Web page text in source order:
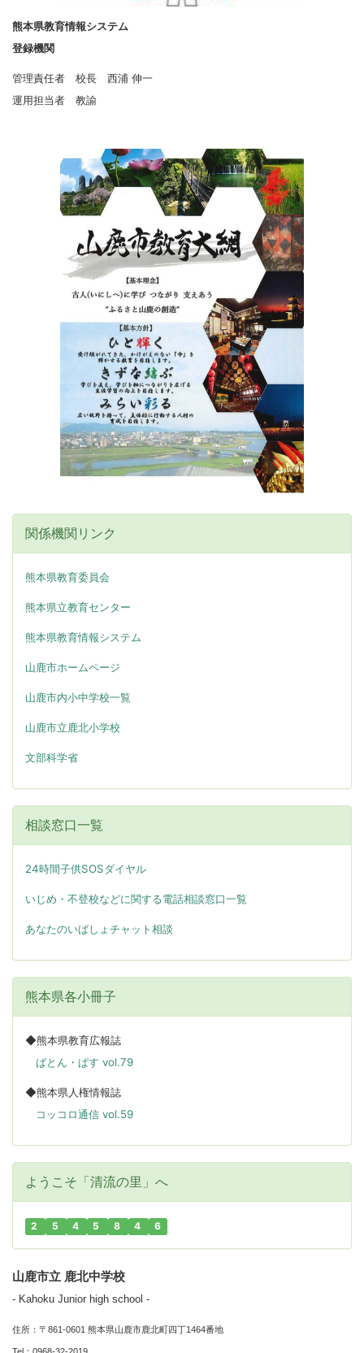
熊本県教育情報システム
登録機関
管理責任者 校長 西浦 伸一
運用担当者 教諭
関係機関リンク
熊本県教育委員会
熊本県立教育センター
熊本県教育情報システム
山鹿市ホームページ
山鹿市内小中学校一覧
山鹿市立鹿北小学校
文部科学省
相談窓口一覧
24時間子供SOSダイヤル
いじめ・不登校などに関する電話相談窓口一覧
あなたのいばしょチャット相談
熊本県各小冊子
◆熊本県教育広報誌
ばとん・ぱす vol.79
◆熊本県人権情報誌
コッコロ通信 vol.59
ようこそ「清流の里」へ
2 5 4 5 8 4 6
山鹿市立 鹿北中学校
- Kahoku Junior high school -
住所：〒861-0601 熊本県山鹿市鹿北町四丁1464番地